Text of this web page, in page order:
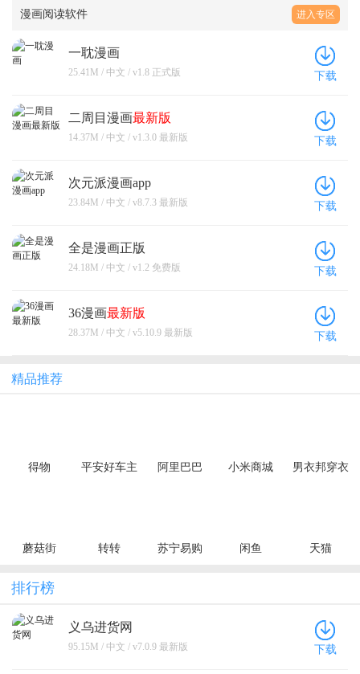
漫画阅读软件 进入专区
一耽漫画
25.41M / 中文 / v1.8 正式版 下载
二周目漫画最新版
14.37M / 中文 / v1.3.0 最新版 下载
次元派漫画app
23.84M / 中文 / v8.7.3 最新版 下载
全是漫画正版
24.18M / 中文 / v1.2 免费版 下载
36漫画最新版
28.37M / 中文 / v5.10.9 最新版 下载
精品推荐
得物 平安好车主 阿里巴巴 小米商城
男衣邦穿衣
蘑菇街 转转 苏宁易购 闲鱼 天猫
排行榜
义乌进货网
95.15M / 中文 / v7.0.9 最新版 下载